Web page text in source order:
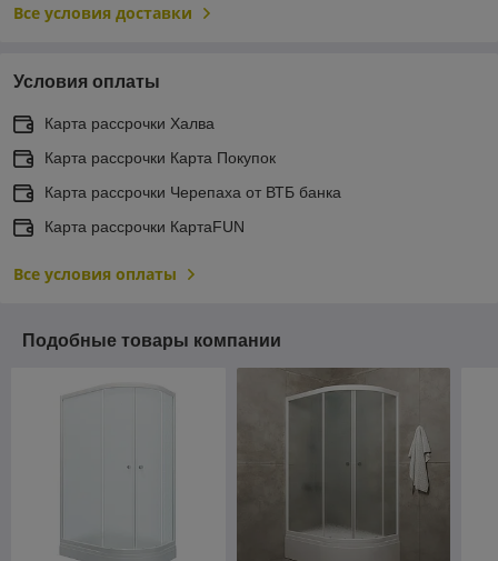
Все условия доставки
Условия оплаты
Карта рассрочки Халва
Карта рассрочки Карта Покупок
Карта рассрочки Черепаха от ВТБ банка
Карта рассрочки КартаFUN
Все условия оплаты
Подобные товары компании